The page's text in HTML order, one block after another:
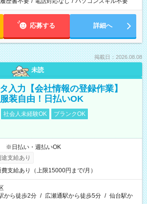
応募する 詳細へ
掲載日：2026.08.08
未読
入力【会社情報の登録作業】
装自由！日払いOK
社会人未経験OK
ブランクOK
※日払い・週払いOK
支給あり
支給あり（上限15000円まで/月）
から徒歩2分 / 広瀬通駅から徒歩5分 / 仙台駅か